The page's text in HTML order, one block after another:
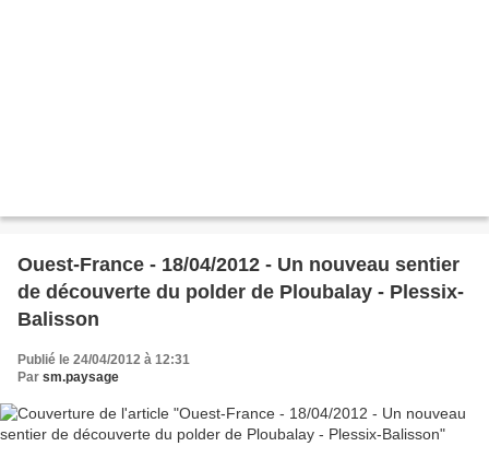
Ouest-France - 18/04/2012 - Un nouveau sentier
de découverte du polder de Ploubalay - Plessix-
Balisson
Publié le 24/04/2012 à 12:31
Par sm.paysage